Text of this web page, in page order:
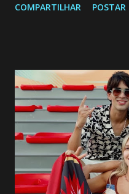
a Programação Semanal
confessa a Gabriel que
pessoa que ela tanto
entra no quarto de Gabriel
encontro deles, quando
Paula sobre a suposta
Rogerio consegue se
desaparecimento de
COMPARTILHAR